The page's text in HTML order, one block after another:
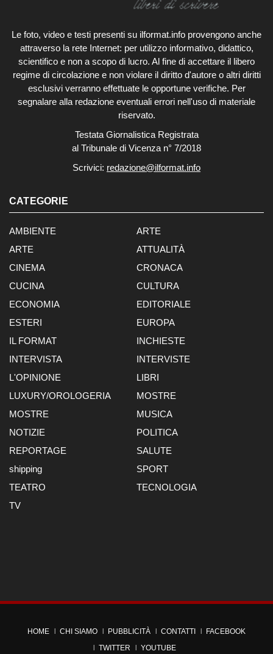
Le foto, video e testi presenti su ilformat.info provengono anche
attraverso la rete Internet: per utilizzo informativo, didattico,
scientifico e non a scopo di lucro. Al fine di accettare il libero
regime di circolazione e non violare il diritto d'autore o altri diritti
esclusivi verranno effettuate le opportune verifiche. Per
segnalare alla redazione eventuali errori nell'uso di materiale
riservato.
Testata Giornalistica Registrata
al Tribunale di Vicenza n° 7/2018
Scrivici: redazione@ilformat.info
CATEGORIE
AMBIENTE
ARTE
ARTE
ATTUALITÀ
CINEMA
CRONACA
CUCINA
CULTURA
ECONOMIA
EDITORIALE
ESTERI
EUROPA
IL FORMAT
INCHIESTE
INTERVISTA
INTERVISTE
L'OPINIONE
LIBRI
LUXURY/OROLOGERIA
MOSTRE
MOSTRE
MUSICA
NOTIZIE
POLITICA
REPORTAGE
SALUTE
shipping
SPORT
TEATRO
TECNOLOGIA
TV
HOME CHI SIAMO PUBBLICITÀ CONTATTI
FACEBOOK
TWITTER
YOUTUBE